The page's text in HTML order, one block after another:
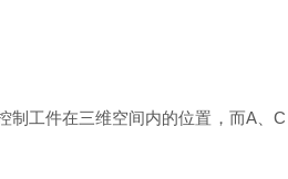
工件在三维空间内的位置，而A